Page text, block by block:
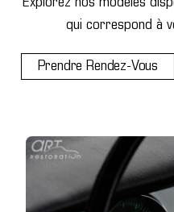
qui correspond à
Prendre Rendez-Vous